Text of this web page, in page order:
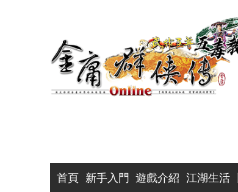
主
首頁 新手入門 遊戲介紹 江湖生活